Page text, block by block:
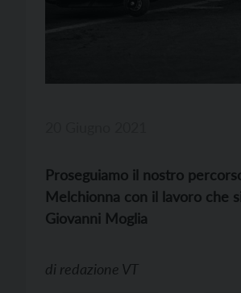
Proseguiamo il nostro
Melchionna con il lavoro che
Giovanni Moglia
di redazione VT